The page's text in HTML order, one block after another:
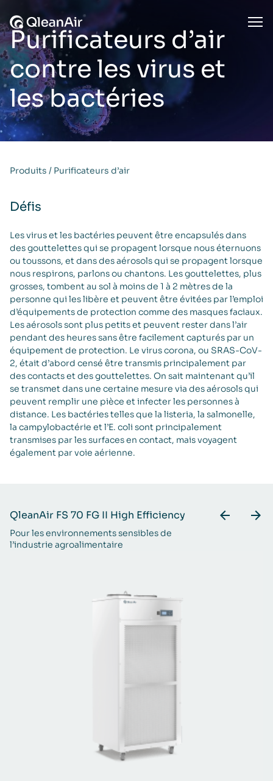
Purificateurs d’air
contre les virus et
les bactéries
Produits / Purificateurs d’air
Défis
Les virus et les bactéries peuvent être encapsulés dans
des gouttelettes qui se propagent lorsque nous éternuons
ou toussons, et dans des aérosols qui se propagent lorsque
nous respirons, parlons ou chantons. Les gouttelettes, plus
grosses, tombent au sol à moins de 1 à 2 mètres de la
personne qui les libère et peuvent être évitées par l’emploi
d’équipements de protection comme des masques faciaux.
Les aérosols sont plus petits et peuvent rester dans l’air
pendant des heures sans être facilement capturés par un
équipement de protection. Le virus corona, ou SRAS-CoV-
2, était d’abord censé être transmis principalement par
des contacts et des gouttelettes. On sait maintenant qu’il
se transmet dans une certaine mesure via des aérosols qui
peuvent remplir une pièce et infecter les personnes à
distance. Les bactéries telles que la listeria, la salmonelle,
la campylobactérie et l’E. coli sont principalement
transmises par les surfaces en contact, mais voyagent
également par voie aérienne.
QleanAir FS 70 FG II High Efficiency
Pour les environnements sensibles de
l’industrie agroalimentaire